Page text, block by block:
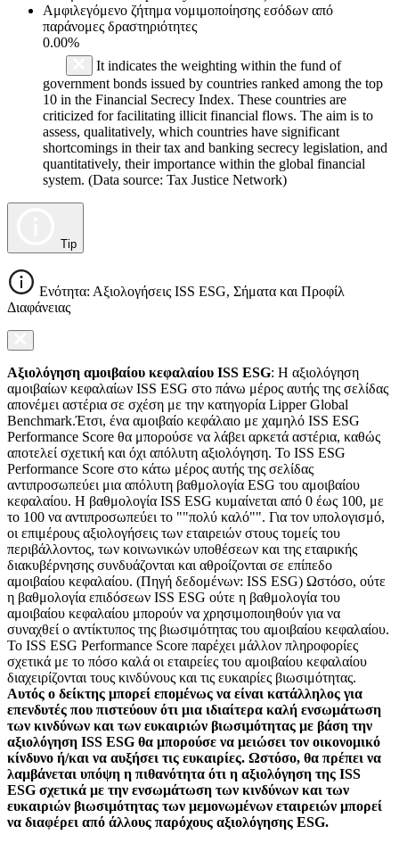
Αμφιλεγόμενο ζήτημα νομιμοποίησης εσόδων από
παράνομες δραστηριότητες
0.00%
It indicates the weighting within the fund of
government bonds issued by countries ranked among the top
10 in the Financial Secrecy Index. These countries are
criticized for facilitating illicit financial flows. The aim is to
assess, qualitatively, which countries have significant
shortcomings in their tax and banking secrecy legislation, and
quantitatively, their importance within the global financial
system. (Data source: Tax Justice Network)
Tip
Ενότητα: Αξιολογήσεις ISS ESG, Σήματα και Προφίλ
Διαφάνειας
Αξιολόγηση αμοιβαίου κεφαλαίου ISS ESG: Η αξιολόγηση
αμοιβαίων κεφαλαίων ISS ESG στο πάνω μέρος αυτής της σελίδας
απονέμει αστέρια σε σχέση με την κατηγορία Lipper Global
Benchmark.Έτσι, ένα αμοιβαίο κεφάλαιο με χαμηλό ISS ESG
Performance Score θα μπορούσε να λάβει αρκετά αστέρια, καθώς
αποτελεί σχετική και όχι απόλυτη αξιολόγηση. Το ISS ESG
Performance Score στο κάτω μέρος αυτής της σελίδας
αντιπροσωπεύει μια απόλυτη βαθμολογία ESG του αμοιβαίου
κεφαλαίου. Η βαθμολογία ISS ESG κυμαίνεται από 0 έως 100, με
το 100 να αντιπροσωπεύει το ""πολύ καλό"". Για τον υπολογισμό,
οι επιμέρους αξιολογήσεις των εταιρειών στους τομείς του
περιβάλλοντος, των κοινωνικών υποθέσεων και της εταιρικής
διακυβέρνησης συνδυάζονται και αθροίζονται σε επίπεδο
αμοιβαίου κεφαλαίου. (Πηγή δεδομένων: ISS ESG) Ωστόσο, ούτε
η βαθμολογία επιδόσεων ISS ESG ούτε η βαθμολογία του
αμοιβαίου κεφαλαίου μπορούν να χρησιμοποιηθούν για να
συναχθεί ο αντίκτυπος της βιωσιμότητας του αμοιβαίου κεφαλαίου.
Το ISS ESG Performance Score παρέχει μάλλον πληροφορίες
σχετικά με το πόσο καλά οι εταιρείες του αμοιβαίου κεφαλαίου
διαχειρίζονται τους κινδύνους και τις ευκαιρίες βιωσιμότητας.
Αυτός ο δείκτης μπορεί επομένως να είναι κατάλληλος για
επενδυτές που πιστεύουν ότι μια ιδιαίτερα καλή ενσωμάτωση
των κινδύνων και των ευκαιριών βιωσιμότητας με βάση την
αξιολόγηση ISS ESG θα μπορούσε να μειώσει τον οικονομικό
κίνδυνο ή/και να αυξήσει τις ευκαιρίες. Ωστόσο, θα πρέπει να
λαμβάνεται υπόψη η πιθανότητα ότι η αξιολόγηση της ISS
ESG σχετικά με την ενσωμάτωση των κινδύνων και των
ευκαιριών βιωσιμότητας των μεμονωμένων εταιρειών μπορεί
να διαφέρει από άλλους παρόχους αξιολόγησης ESG.